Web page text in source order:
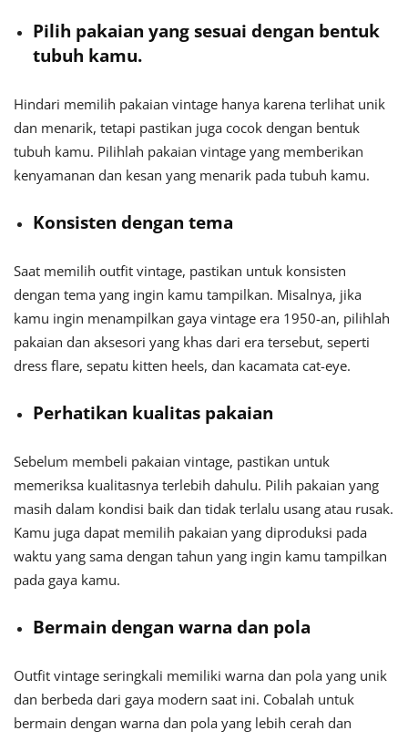
Pilih pakaian yang sesuai dengan bentuk
tubuh kamu.
Hindari memilih pakaian vintage hanya karena terlihat unik
dan menarik, tetapi pastikan juga cocok dengan bentuk
tubuh kamu. Pilihlah pakaian vintage yang memberikan
kenyamanan dan kesan yang menarik pada tubuh kamu.
Konsisten dengan tema
Saat memilih outfit vintage, pastikan untuk konsisten
dengan tema yang ingin kamu tampilkan. Misalnya, jika
kamu ingin menampilkan gaya vintage era 1950-an, pilihlah
pakaian dan aksesori yang khas dari era tersebut, seperti
dress flare, sepatu kitten heels, dan kacamata cat-eye.
Perhatikan kualitas pakaian
Sebelum membeli pakaian vintage, pastikan untuk
memeriksa kualitasnya terlebih dahulu. Pilih pakaian yang
masih dalam kondisi baik dan tidak terlalu usang atau rusak.
Kamu juga dapat memilih pakaian yang diproduksi pada
waktu yang sama dengan tahun yang ingin kamu tampilkan
pada gaya kamu.
Bermain dengan warna dan pola
Outfit vintage seringkali memiliki warna dan pola yang unik
dan berbeda dari gaya modern saat ini. Cobalah untuk
bermain dengan warna dan pola yang lebih cerah dan